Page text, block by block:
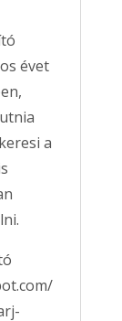
évet
a